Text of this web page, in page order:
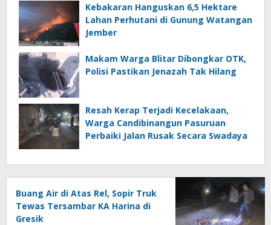
Kebakaran Hanguskan 6,5 Hektare
Lahan Perhutani di Gunung Watangan
Jember
Makam Warga Blitar Dibongkar OTK,
Polisi Pastikan Jenazah Tak Hilang
Resah Kerap Terjadi Kecelakaan,
Warga Candibinangun Pasuruan
Perbaiki Jalan Rusak Secara Swadaya
Buang Air di Atas Rel, Sopir Truk
Tewas Tersambar KA Harina di
Gresik